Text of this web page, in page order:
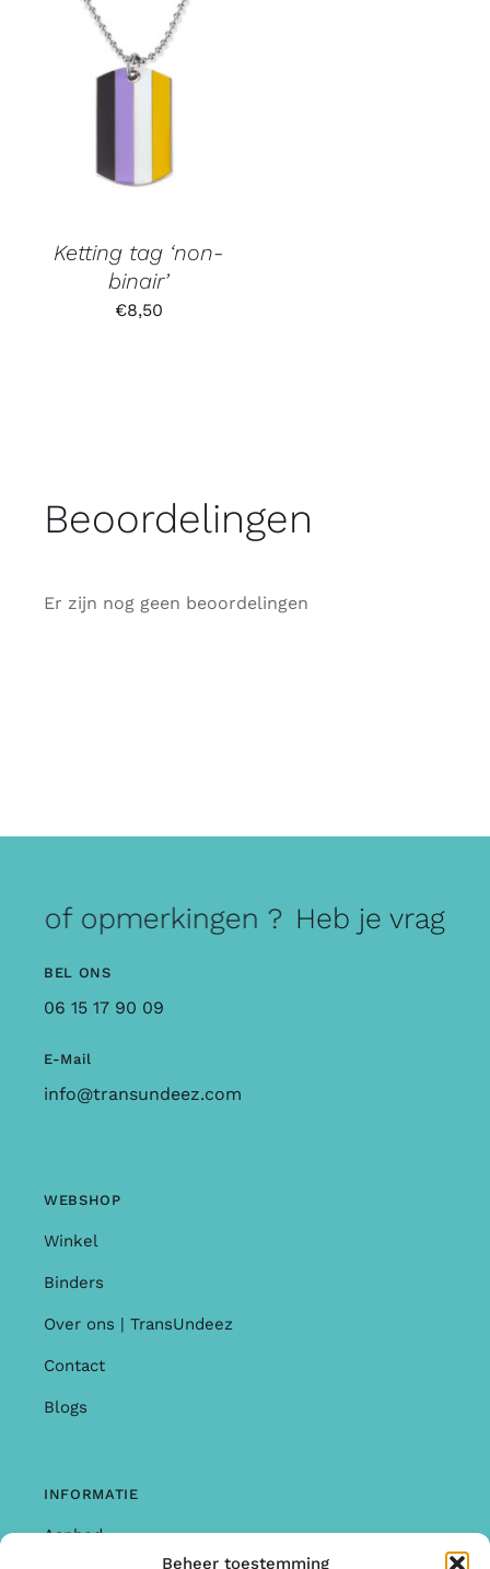
Beheer toestemming
Ketting tag ‘non-
binair’
€8,50
Beoordelingen
Er zijn nog geen beoordelingen
of opmerkingen ? Heb je
BEL ONS
06 15 17 90 09
E-Mail
info@transundeez.com
WEBSHOP
Winkel
Binders
Over ons | TransUndeez
Contact
Blogs
INFORMATIE
Aanbod